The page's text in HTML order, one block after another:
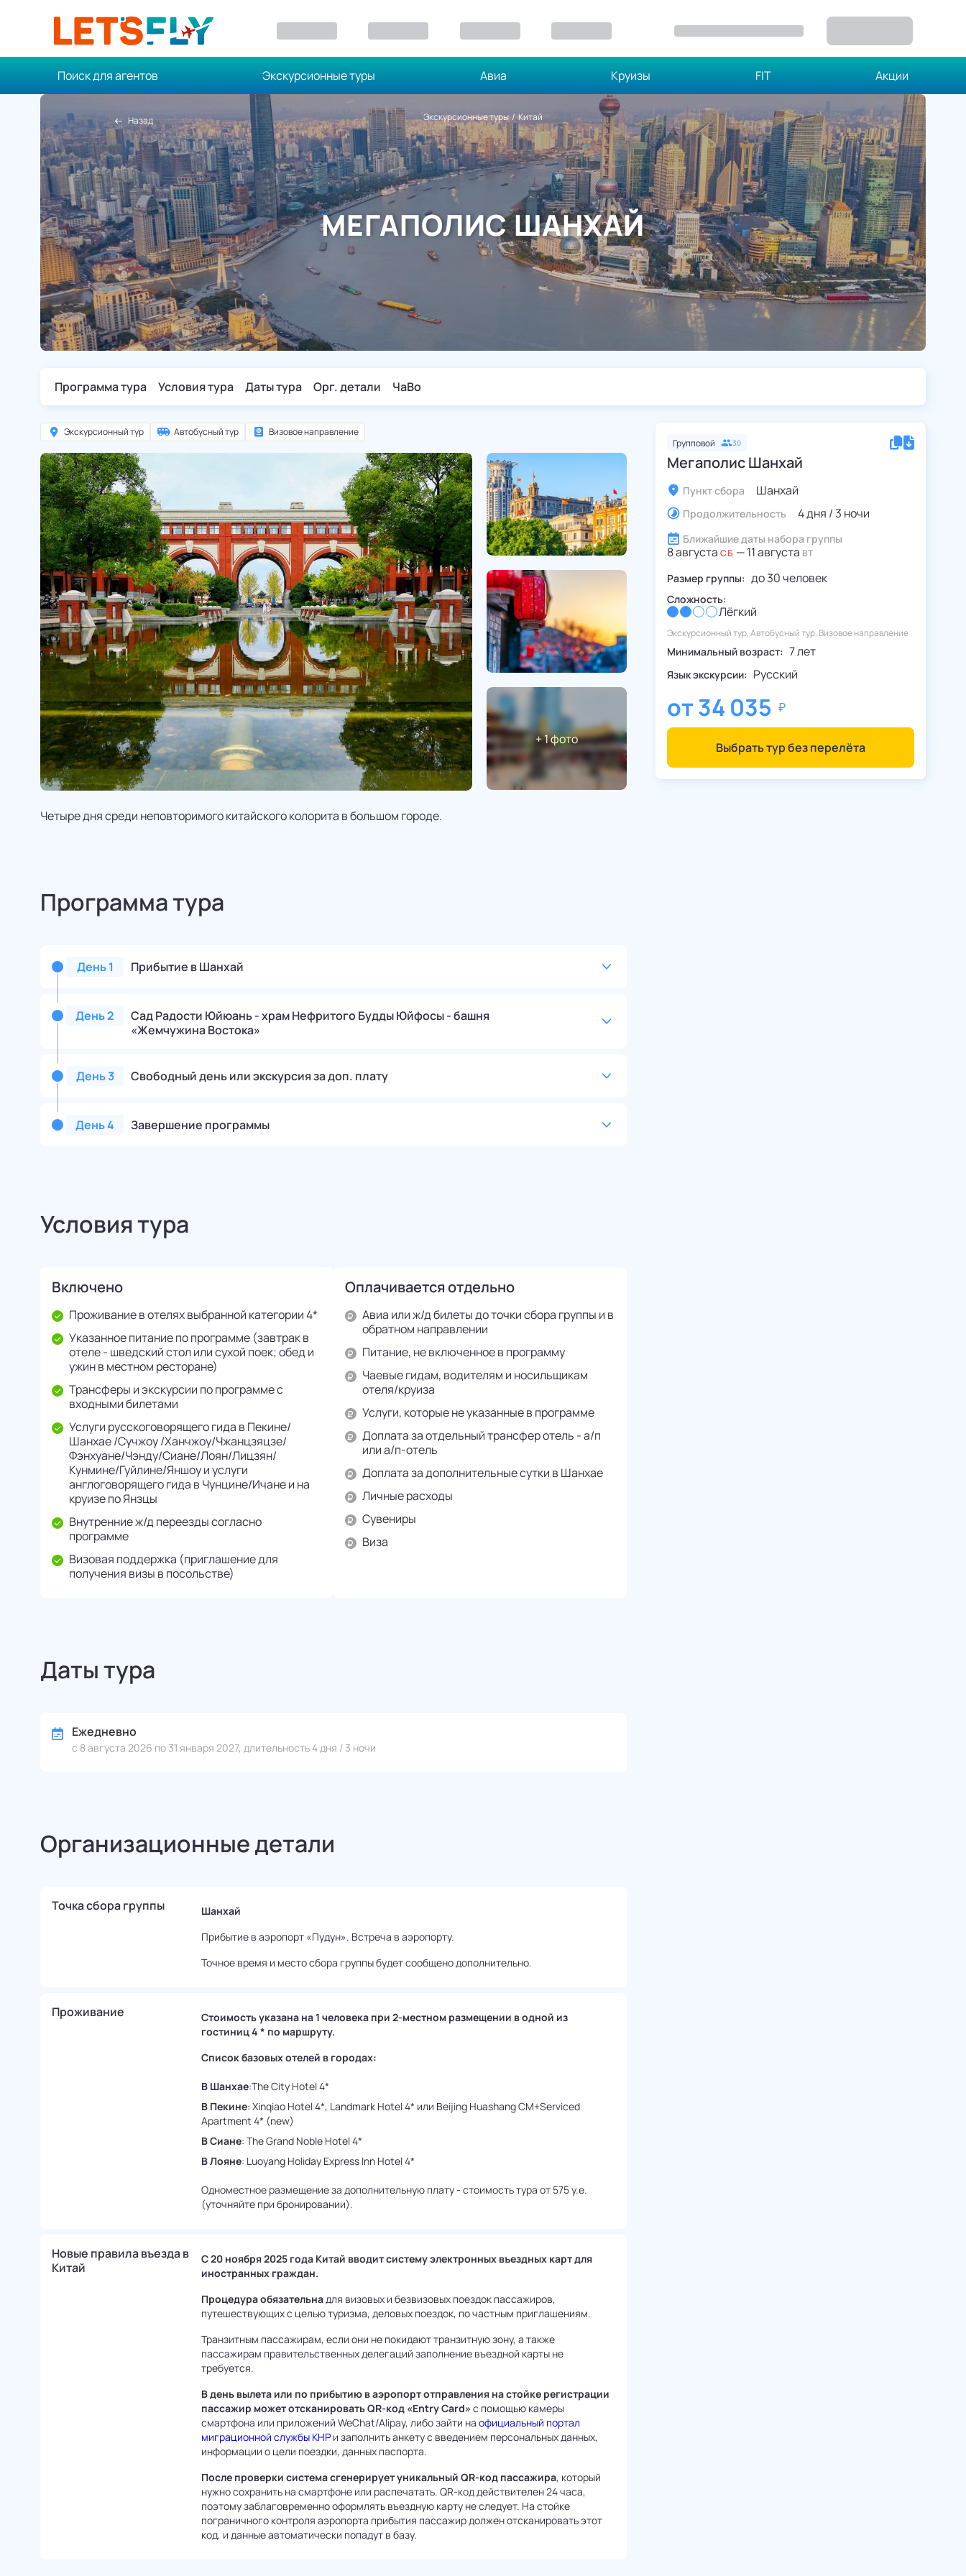
Поиск для агентов Экскурсионные туры Авиа Круизы FIT Акции
Назад Экскурсионные туры / Китай
МЕГАПОЛИС ШАНХАЙ
Программа тура Условия тура Даты тура Орг. детали ЧаВо
Экскурсионный тур Автобусный тур Визовое направление
+1фото
Четыре дня среди неповторимого китайского колорита в большом городе.
Программа тура
День1 Прибытие в Шанхай
День2
Сад Радости Юйюань - храм Нефритого Будды Юйфосы - башня
«Жемчужина Востока»
День3 Свободный день или экскурсия за доп. плату
День4 Завершение программы
Условия тура
Включено
Проживание в отелях выбранной категории 4*
Указанное питание по программе (завтрак в
отеле - шведский стол или сухой поек; обед и
ужин в местном ресторане)
Трансферы и экскурсии по программе с
входными билетами
Услуги русскоговорящего гида в Пекине/
Шанхае /Сучжоу /Ханчжоу/Чжанцзяцзе/
Фэнхуане/Чэнду/Cиане/Лоян/Лицзян/
Кунмине/Гуйлине/Яншоу и услуги
англоговорящего гида в Чунцине/Ичане и на
круизе по Янзцы
Внутренние ж/д переезды согласно
программе
Визовая поддержка (приглашение для
получения визы в посольстве)
Оплачивается отдельно
Авиа или ж/д билеты до точки сбора группы и в
обратном направлении
Питание, не включенное в программу
Чаевые гидам, водителям и носильщикам
отеля/круиза
Услуги, которые не указанные в программе
Доплата за отдельный трансфер отель - а/п
или а/п-отель
Доплата за дополнительные сутки в Шанхае
Личные расходы
Сувениры
Виза
Даты тура
Ежедневно
с 8 августа 2026 по 31 января 2027, длительность 4 дня / 3 ночи
Организационные детали
Точка сбора группы
Шанхай
Прибытие в аэропорт «Пудун». Встреча в аэропорту.
Точное время и место сбора группы будет сообщено дополнительно.
Проживание
Стоимость указана на 1 человека при 2-местном размещении в одной из
гостиниц 4 * по маршруту.
Список базовых отелей в городах:
В Шанхае:The City Hotel 4*
В Пекине: Xinqiao Hotel 4*, Landmark Hotel 4* или Beijing Huashang CM+Serviced
Apartment 4* (new)
В Сиане: The Grand Noble Hotel 4*
В Лояне: Luoyang Holiday Express Inn Hotel 4*
Одноместное размещение за дополнительную плату - стоимость тура от 575 у.е.
(уточняйте при бронировании).
Новые правила въезда в
Китай
С 20 ноября 2025 года Китай вводит систему электронных въездных карт для
иностранных граждан.
Процедура обязательнадля визовых и безвизовых поездок пассажиров,
путешествующих с целью туризма, деловых поездок, по частным приглашениям.
Транзитным пассажирам, если они не покидают транзитную зону, а также
пассажирам правительственных делегаций заполнение въездной карты не
требуется.
В день вылета или по прибытию в аэропорт отправления на стойке регистрации
пассажир может отсканировать QR-код «Entry Card» с помощью камеры
смартфона или приложений WeChat/Alipay, либо зайти на официальный портал
миграционной службы КНР и заполнить анкету с введением персональных данных,
информации о цели поездки, данных паспорта.
После проверки система сгенерирует уникальный QR-код пассажира, который
нужно сохранить на смартфоне или распечатать. QR-код действителен 24 часа,
поэтому заблаговременно оформлять въездную карту не следует. На стойке
пограничного контроля аэропорта прибытия пассажир должен отсканировать этот
код, и данные автоматически попадут в базу.
Групповой 30
Мегаполис Шанхай
Пункт сбора Шанхай
Продолжительность 4 дня / 3 ночи
Ближайшие даты набора группы
8 августа СБ —11 августа ВТ
Размер группы: до30человек
Сложность:
Лёгкий
Экскурсионный тур, Автобусный тур, Визовое направление
Минимальный возраст: 7 лет
Язык экскурсии: Русский
от34 035
Выбрать тур без перелёта